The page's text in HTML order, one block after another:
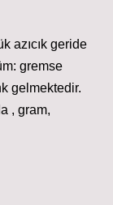
azıcık geride
gremse
gelmektedir.
, gram,